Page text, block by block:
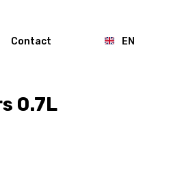
Contact EN
0.7L